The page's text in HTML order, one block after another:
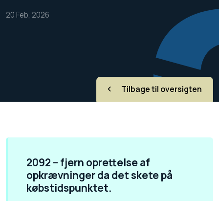
20 Feb, 2026
Tilbage til oversigten
2092 – fjern oprettelse af
opkrævninger da det skete på
købstidspunktet.